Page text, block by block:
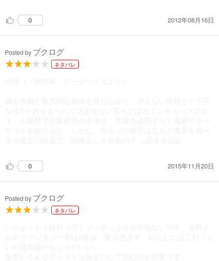
0 2012年08月16日
Posted by ブクログ
ネタバレ
0 2015年11月20日
Posted by ブクログ
ネタバレ